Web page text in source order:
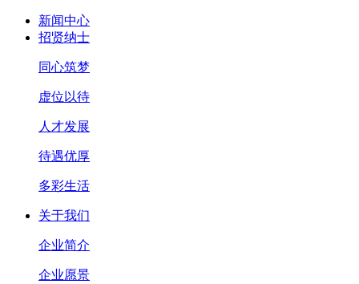
新闻中心
招贤纳士
同心筑梦
虚位以待
人才发展
待遇优厚
多彩生活
关于我们
企业简介
企业愿景